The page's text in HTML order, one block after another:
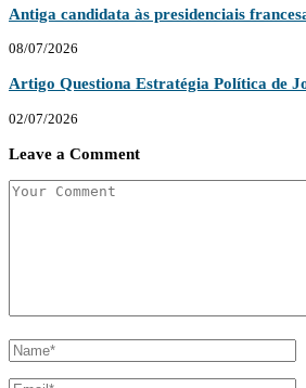
Antiga candidata às presidenciais
08/07/2026
Artigo Questiona Estratégia Política de
02/07/2026
Leave a Comment